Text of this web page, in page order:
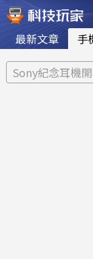
最新文章 手
Sony紀念耳機